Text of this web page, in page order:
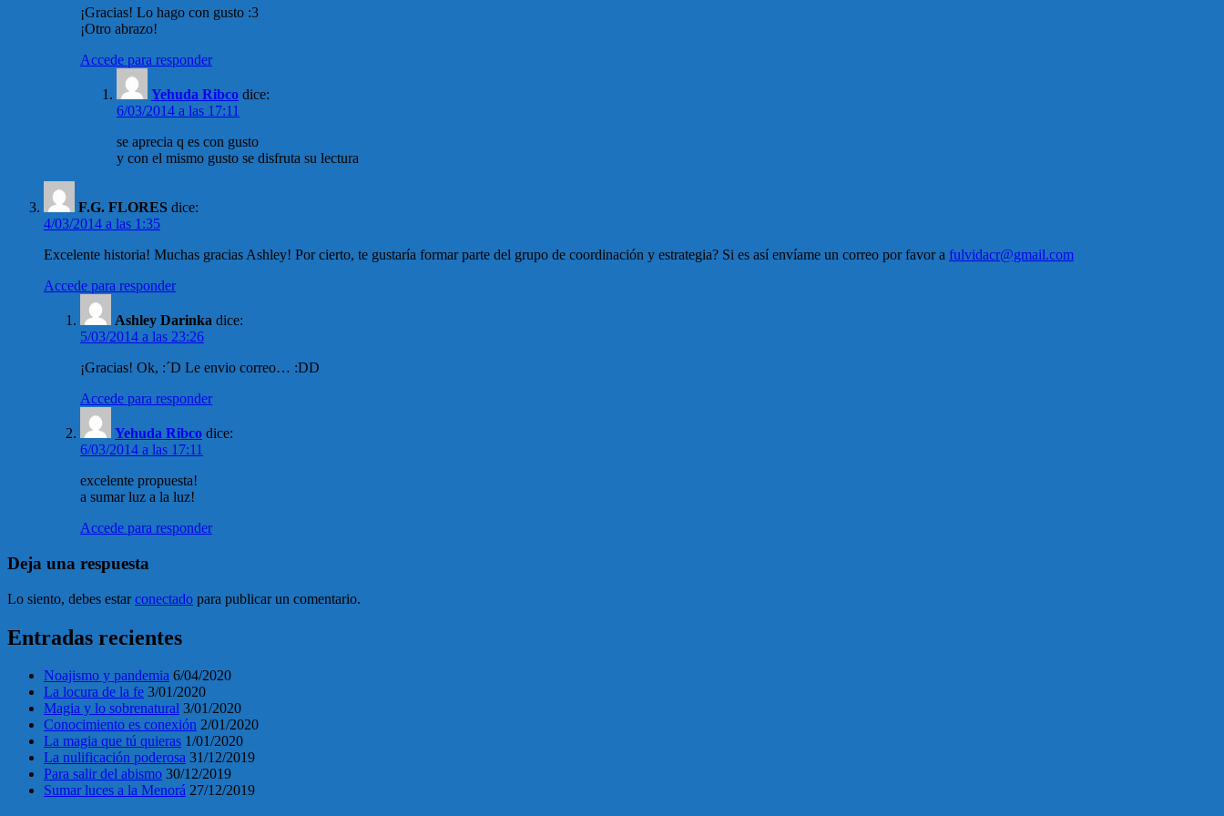
¡Gracias! Lo hago con gusto :3
¡Otro abrazo!
Accede para responder
Yehuda Ribco dice:
6/03/2014 a las 17:11
se aprecia q es con gusto
y con el mismo gusto se disfruta su lectura
F.G. FLORES dice:
4/03/2014 a las 1:35
Excelente historia! Muchas gracias Ashley! Por cierto, te gustaría formar parte del grupo de coordinación y estrategia? Si es así envíame un correo por favor a fulvidacr@gmail.com
Accede para responder
Ashley Darinka dice:
5/03/2014 a las 23:26
¡Gracias! Ok, :´D Le envio correo… :DD
Accede para responder
Yehuda Ribco dice:
6/03/2014 a las 17:11
excelente propuesta!
a sumar luz a la luz!
Accede para responder
Deja una respuesta
Lo siento, debes estarconectado para publicar un comentario.
Entradas recientes
Noajismo y pandemia 6/04/2020
La locura de la fe 3/01/2020
Magia y lo sobrenatural 3/01/2020
Conocimiento es conexión 2/01/2020
La magia que tú quieras 1/01/2020
La nulificación poderosa 31/12/2019
Para salir del abismo 30/12/2019
Sumar luces a la Menorá 27/12/2019